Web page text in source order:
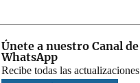
Únete a nuestro Canal de
WhatsApp
Recibe todas las actualizaciones